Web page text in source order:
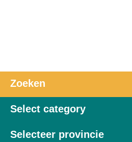
Zoeken
Select category
Selecteer provincie